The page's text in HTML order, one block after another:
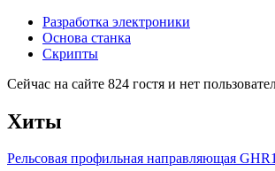
Разработка электроники
Основа станка
Скрипты
Сейчас на сайте 824 гостя и нет
Хиты
Рельсовая профильная направляющая